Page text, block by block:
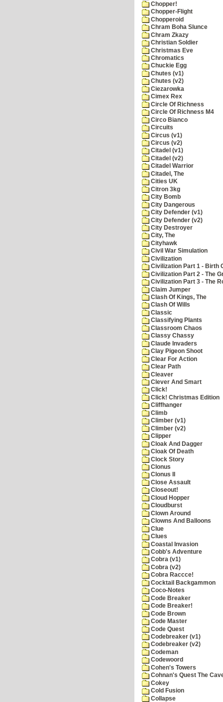
Chopper!
Chopper-Flight
Chopperoid
Chram Boha Slunce
Chram Zkazy
Christian Soldier
Christmas Eve
Chromatics
Chuckie Egg
Chutes (v1)
Chutes (v2)
Ciezarowka
Cimex Rex
Circle Of Richness
Circle Of Richness M4
Circo Bianco
Circuits
Circus (v1)
Circus (v2)
Citadel (v1)
Citadel (v2)
Citadel Warrior
Citadel, The
Cities UK
Citron 3kg
City Bomb
City Dangerous
City Defender (v1)
City Defender (v2)
City Destroyer
City, The
Cityhawk
Civil War Simulation
Civilization
Civilization Part 1 - Birth
Civilization Part 2 - The
Civilization Part 3 - The
Claim Jumper
Clash Of Kings, The
Clash Of Wills
Classic
Classifying Plants
Classroom Chaos
Classy Chassy
Claude Invaders
Clay Pigeon Shoot
Clear For Action
Clear Path
Cleaver
Clever And Smart
Click!
Click! Christmas Edition
Cliffhanger
Climb
Climber (v1)
Climber (v2)
Clipper
Cloak And Dagger
Cloak Of Death
Clock Story
Clonus
Clonus II
Close Assault
Closeout!
Cloud Hopper
Cloudburst
Clown Around
Clowns And Balloons
Clue
Clues
Coastal Invasion
Cobb's Adventure
Cobra (v1)
Cobra (v2)
Cobra Raccce!
Cocktail Backgammon
Coco-Notes
Code Breaker
Code Breaker!
Code Brown
Code Master
Code Quest
Codebreaker (v1)
Codebreaker (v2)
Codeman
Codewoord
Cohen's Towers
Cohnan's Quest The
Cokey
Cold Fusion
Collapse